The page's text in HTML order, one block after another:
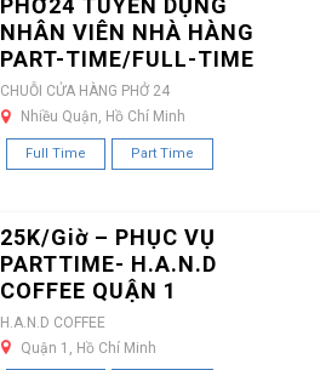
PHỞ24 TUYỂN DỤNG
NHÂN VIÊN NHÀ HÀNG
PART-TIME/FULL-TIME
CHUỖI CỬA HÀNG PHỞ 24
Nhiều Quận, Hồ Chí Minh
Full Time Part Time
25K/Giờ – PHỤC VỤ
PARTTIME- H.A.N.D
COFFEE QUẬN 1
H.A.N.D COFFEE
Quận 1, Hồ Chí Minh